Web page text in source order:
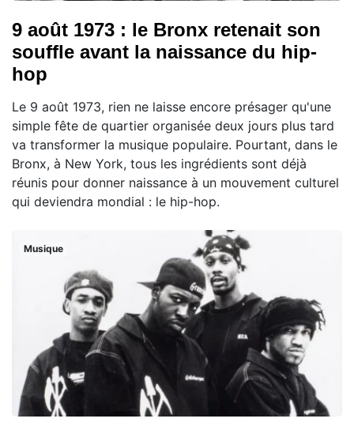
9 août 1973 : le Bronx retenait son
souffle avant la naissance du hip-
hop
Le 9 août 1973, rien ne laisse encore présager qu'une
simple fête de quartier organisée deux jours plus tard
va transformer la musique populaire. Pourtant, dans le
Bronx, à New York, tous les ingrédients sont déjà
réunis pour donner naissance à un mouvement culturel
qui deviendra mondial : le hip-hop.
Musique